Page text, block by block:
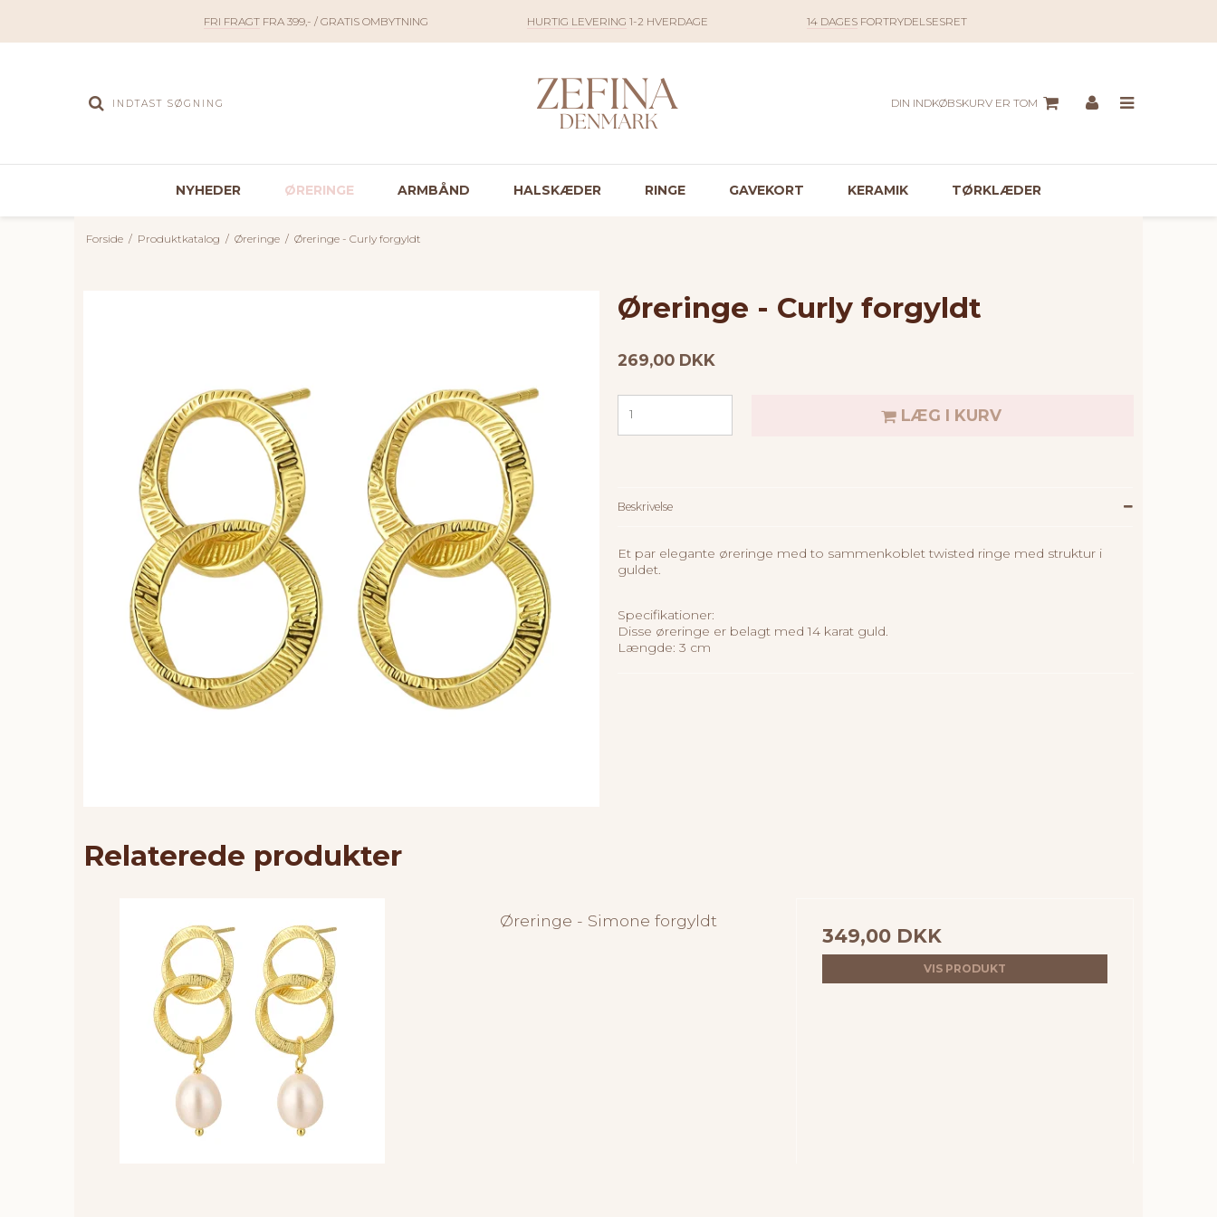
FRI FRAGTFRA 399,- / GRATIS OMBYTNING HURTIG LEVERING 1-2 HVERDAGE 14 DAGESFORTRYDELSESRET
DIN INDKØBSKURV ER TOM
NYHEDER ØRERINGE ARMBÅND HALSKÆDER RINGE GAVEKORT KERAMIK TØRKLÆDER
Forside / Produktkatalog / Øreringe / Øreringe - Curly forgyldt
Øreringe - Curly forgyldt
269,00 DKK
LÆG I KURV
Beskrivelse
Et par elegante øreringe med to sammenkoblet twisted ringe med struktur i
guldet.
Specifikationer:
Disse øreringe er belagt med 14 karat guld.
Længde: 3 cm
Relaterede produkter
Øreringe - Simone forgyldt
349,00 DKK
VIS PRODUKT